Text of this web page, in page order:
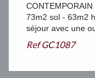
73m2 sol - 63m2
séjour avec une
RefGC1087